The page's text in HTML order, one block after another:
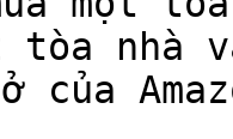
tòa nhà
của